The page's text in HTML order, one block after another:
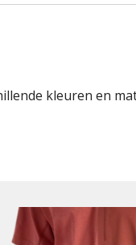
kleuren en